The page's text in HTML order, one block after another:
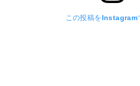
この投稿をInstagram